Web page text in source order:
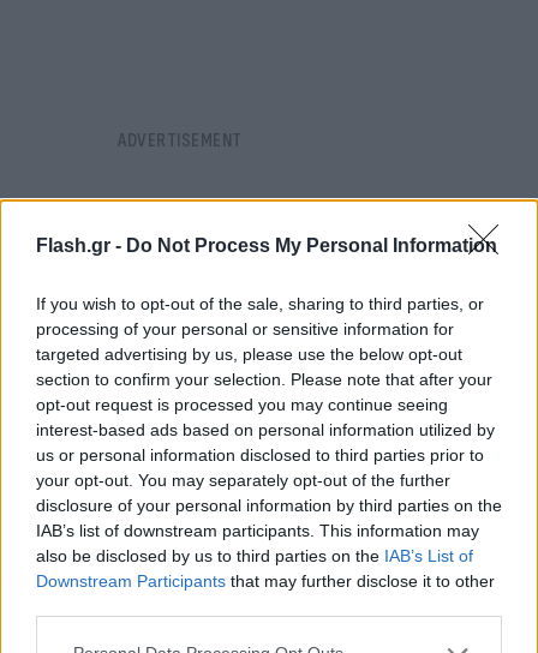
Flash.gr - Do Not Process My Personal Information
If you wish to opt-out of the sale, sharing to third parties, or
processing of your personal or sensitive information for
targeted advertising by us, please use the below opt-out
section to confirm your selection. Please note that after your
opt-out request is processed you may continue seeing
interest-based ads based on personal information utilized by
us or personal information disclosed to third parties prior to
your opt-out. You may separately opt-out of the further
disclosure of your personal information by third parties on the
IAB’s list of downstream participants. This information may
also be disclosed by us to third parties on the IAB’s List of
Downstream Participants that may further disclose it to other
Please note that this website/app uses one or more Google
Την ίδια ώρα, δεκάδες χιλιάδες λιμενικοί στην
ανατολική ακτή των ΗΠΑ απειλούν να αναλάβουν
πάλι δράση, μετά την απεργία του περασμένου